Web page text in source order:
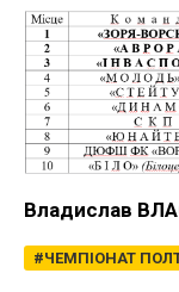
Владислав
ЧЕМПІОНАТ